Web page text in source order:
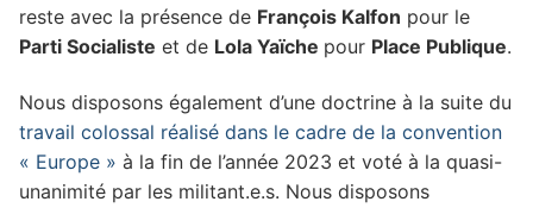
reste avec la présence de François Kalfon pour le
Parti Socialiste et de Lola Yaïche pour Place Publique.
Nous disposons également d’une doctrine à la suite du
travail colossal réalisé dans le cadre de la convention
« Europe » à la fin de l’année 2023 et voté à la quasi-
unanimité par les militant.e.s. Nous disposons